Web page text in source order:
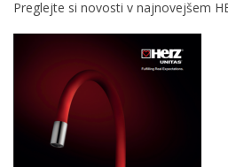
Preglejte si novosti v najnovejšem